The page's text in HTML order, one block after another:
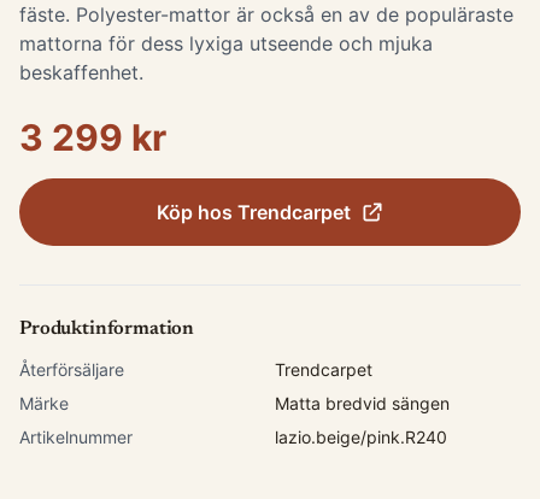
fäste. Polyester-mattor är också en av de populäraste
mattorna för dess lyxiga utseende och mjuka
beskaffenhet.
3 299 kr
Köp hos Trendcarpet
Produktinformation
Återförsäljare
Trendcarpet
Märke
Matta bredvid sängen
Artikelnummer
lazio.beige/pink.R240